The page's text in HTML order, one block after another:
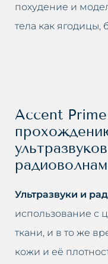
похудение и
тела как ягодицы,
Accent
Ультразвуки и
использование с
ткани, и в то же
кожи и её